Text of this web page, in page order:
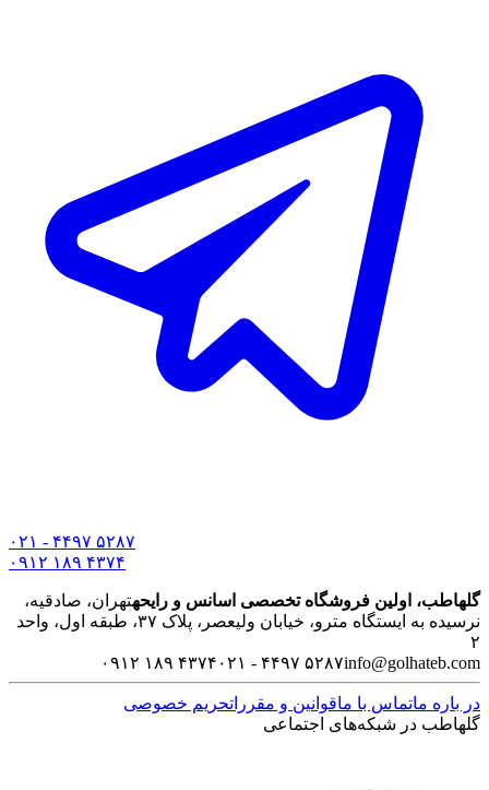
۰۲۱ - ۴۴۹۷ ۵۲۸۷
۰۹۱۲ ۱۸۹ ۴۳۷۴
گلهاطب، اولین فروشگاه تخصصی اسانس و رایحهتهران، صادقیه،
نرسیده به ایستگاه مترو، خیابان ولیعصر، پلاک ۳۷، طبقه اول، واحد
۲
info@golhateb.com۰۲۱ - ۴۴۹۷ ۵۲۸۷ ۰۹۱۲ ۱۸۹ ۴۳۷۴
در باره ماتماس با ماقوانین و مقرراتحریم خصوصی
گلهاطب در شبکه‌های اجتماعی